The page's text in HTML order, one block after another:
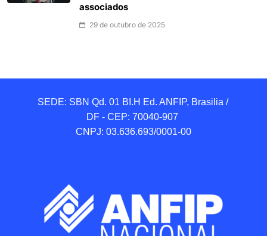
associados
29 de outubro de 2025
SEDE: SBN Qd. 01 BI.H Ed. ANFIP, Brasilia /
DF - CEP: 70040-907
CNPJ: 03.636.693/0001-00